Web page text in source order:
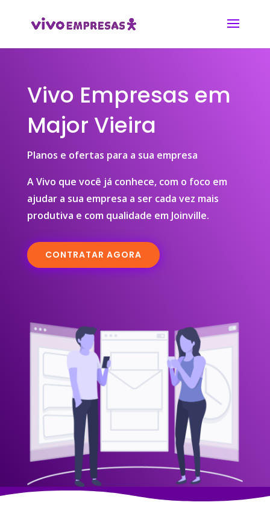
Vivo Empresas em
Major Vieira
Planos e ofertas para a sua empresa
A Vivo que você já conhece, com o foco em
ajudar a sua empresa a ser cada vez mais
produtiva e com qualidade em Joinville.
CONTRATAR AGORA